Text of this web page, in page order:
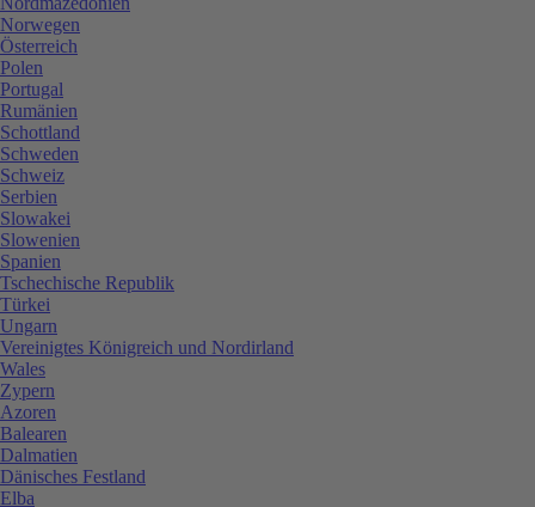
Norwegen
Österreich
Polen
Portugal
Rumänien
Schottland
Schweden
Schweiz
Serbien
Slowakei
Slowenien
Spanien
Tschechische Republik
Türkei
Ungarn
Vereinigtes Königreich und Nordirland
Wales
Zypern
Azoren
Balearen
Dalmatien
Dänisches Festland
Elba